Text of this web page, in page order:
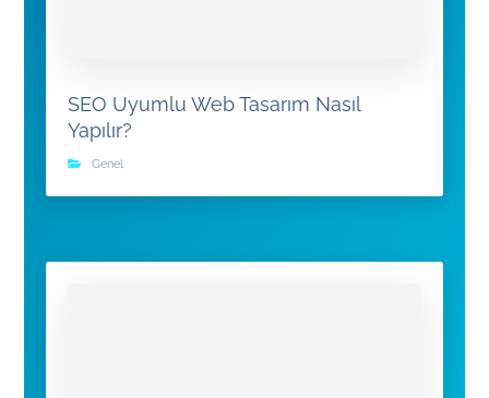
SEO Uyumlu Web Tasarım Nasıl
Yapılır?
Genel